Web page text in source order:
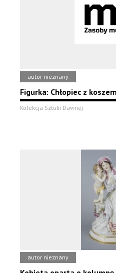
autor nieznany
Figurka: Chłopiec z koszem
Kolekcja Sztuki Dawnej
autor nieznany